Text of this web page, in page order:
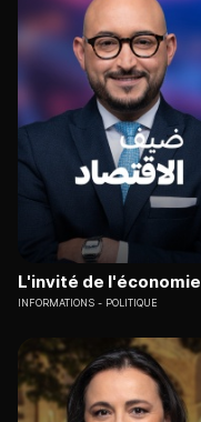
L'invité de l'économie
INFORMATIONS POLITIQUE